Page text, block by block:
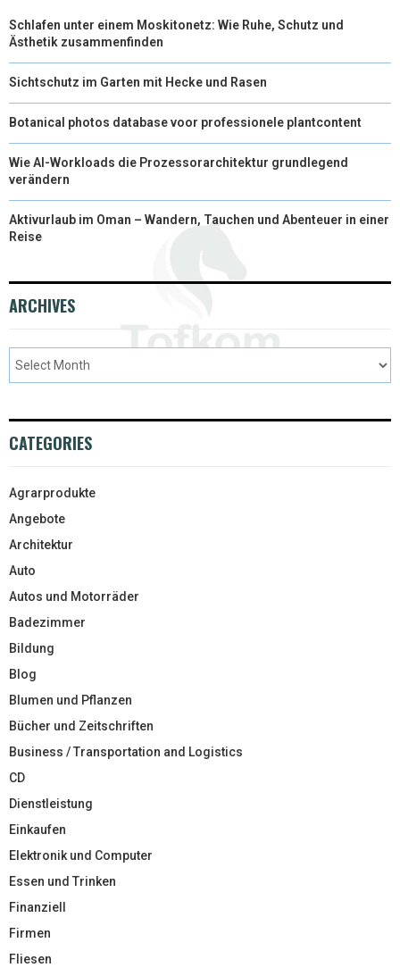
E
)
K S N
Schlafen unter einem Moskitonetz: Wie Ruhe, Schutz und
Ästhetik zusammenfinden
Sichtschutz im Garten mit Hecke und Rasen
Botanical photos database voor professionele plantcontent
Wie AI-Workloads die Prozessorarchitektur grundlegend
verändern
Aktivurlaub im Oman – Wandern, Tauchen und Abenteuer in einer
Reise
ARCHIVES
CATEGORIES
Agrarprodukte
Angebote
Architektur
Auto
Autos und Motorräder
Badezimmer
Bildung
Blog
Blumen und Pflanzen
Bücher und Zeitschriften
Business / Transportation and Logistics
CD
Dienstleistung
Einkaufen
Elektronik und Computer
Essen und Trinken
Finanziell
Firmen
Fliesen